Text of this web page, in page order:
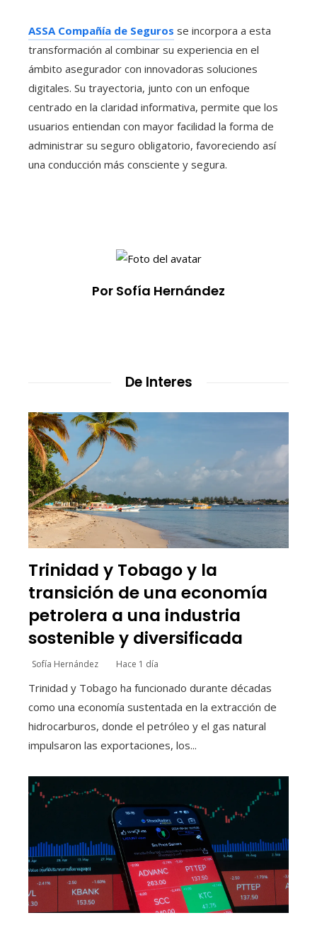
ASSA Compañía de Seguros se incorpora a esta
transformación al combinar su experiencia en el
ámbito asegurador con innovadoras soluciones
digitales. Su trayectoria, junto con un enfoque
centrado en la claridad informativa, permite que los
usuarios entiendan con mayor facilidad la forma de
administrar su seguro obligatorio, favoreciendo así
una conducción más consciente y segura.
Por Sofía Hernández
De Interes
Trinidad y Tobago y la
transición de una economía
petrolera a una industria
sostenible y diversificada
Sofía Hernández Hace 1 día
Trinidad y Tobago ha funcionado durante décadas
como una economía sustentada en la extracción de
hidrocarburos, donde el petróleo y el gas natural
impulsaron las exportaciones, los...